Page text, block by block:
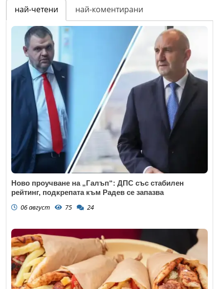
най-четени най-коментирани
Ново проучване на „Галъп“: ДПС със стабилен
рейтинг, подкрепата към Радев се запазва
06 август 75 24